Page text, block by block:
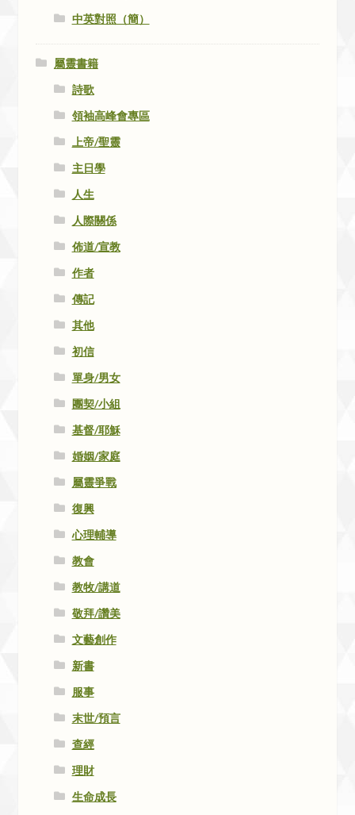
中英對照（簡）
屬靈書籍
詩歌
領袖高峰會專區
上帝/聖靈
主日學
人生
人際關係
佈道/宣教
作者
傳記
其他
初信
單身/男女
團契/小組
基督/耶穌
婚姻/家庭
屬靈爭戰
復興
心理輔導
教會
教牧/講道
敬拜/讚美
文藝創作
新書
服事
末世/預言
查經
理財
生命成長